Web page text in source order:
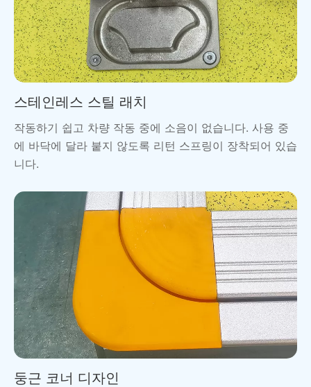
스테인레스 스틸 래치
작동하기 쉽고 차량 작동 중에 소음이 없습니다. 사용 중
에 바닥에 달라 붙지 않도록 리턴 스프링이 장착되어 있습
니다.
둥근 코너 디자인